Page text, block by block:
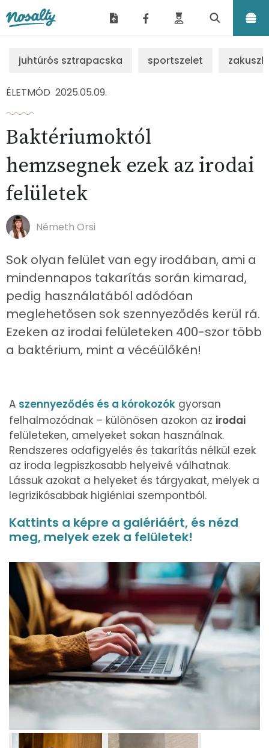
juhtúrós sztrapacska sportszelet
ÉLETMÓD 2025.05.09.
Baktériumoktól
hemzsegnek ezek az irodai
felületek
Németh Orsi
Sok olyan felület van egy irodában, ami a
mindennapos takarítás során kimarad,
pedig használatából adódóan
meglehetősen sok szennyeződés kerül rá.
Ezeken az irodai felületeken 400-szor több
a baktérium, mint a vécéülőkén!
A szennyeződés és a kórokozók gyorsan
felhalmozódnak – különösen azokon az irodai
felületeken, amelyeket sokan használnak.
Rendszeres odafigyelés és takarítás nélkül ezek
az iroda legpiszkosabb helyeivé válhatnak.
Lássuk azokat a helyeket és tárgyakat, melyek a
legrizikósabbak higiéniai szempontból.
Kattints a képre a galériáért, és nézd
meg, melyek ezek a felületek!